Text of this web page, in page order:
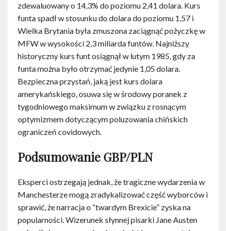
zdewaluowany o 14,3% do poziomu 2,41 dolara. Kurs
funta spadł w stosunku do dolara do poziomu 1,57 i
Wielka Brytania była zmuszona zaciągnąć pożyczkę w
MFW w wysokości 2,3 miliarda funtów. Najniższy
historyczny kurs funt osiągnął w lutym 1985, gdy za
funta można było otrzymać jedynie 1,05 dolara.
Bezpieczna przystań, jaką jest kurs dolara
amerykańskiego, osuwa się w środowy poranek z
tygodniowego maksimum w związku z rosnącym
optymizmem dotyczącym poluzowania chińskich
ograniczeń covidowych.
Podsumowanie GBP/PLN
Eksperci ostrzegają jednak, że tragiczne wydarzenia w
Manchesterze mogą zradykalizować część wyborców i
sprawić, że narracja o “twardym Brexicie” zyska na
popularności. Wizerunek słynnej pisarki Jane Austen